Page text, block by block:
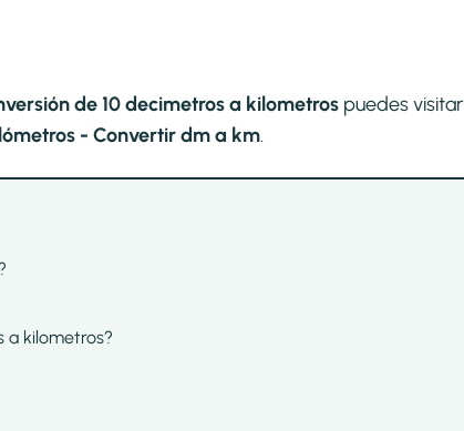
de 10 decimetros a kilometros puedes visitar
- Convertir dm a km.
a kilometros?